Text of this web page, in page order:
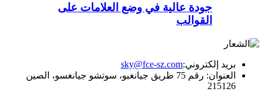
جودة عالية في وضع العلامات على
القوالب
بريد إلكتروني:sky@fce-sz.com
العنوان: رقم 75 طريق جيانغبو، سوتشو جيانغسو، الصين
215126